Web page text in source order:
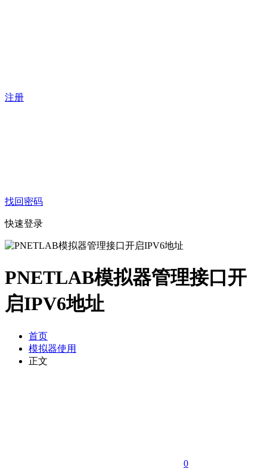
注册
找回密码
快速登录
PNETLAB模拟器管理接口开
启IPV6地址
首页
模拟器使用
正文
0